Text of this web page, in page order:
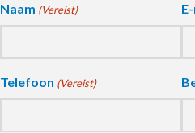
Naam (Vereist)
Telefoon (Vereist)